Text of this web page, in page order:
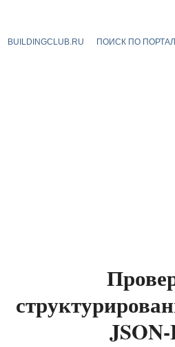
BUILDINGCLUB.RU ПОИСК ПО